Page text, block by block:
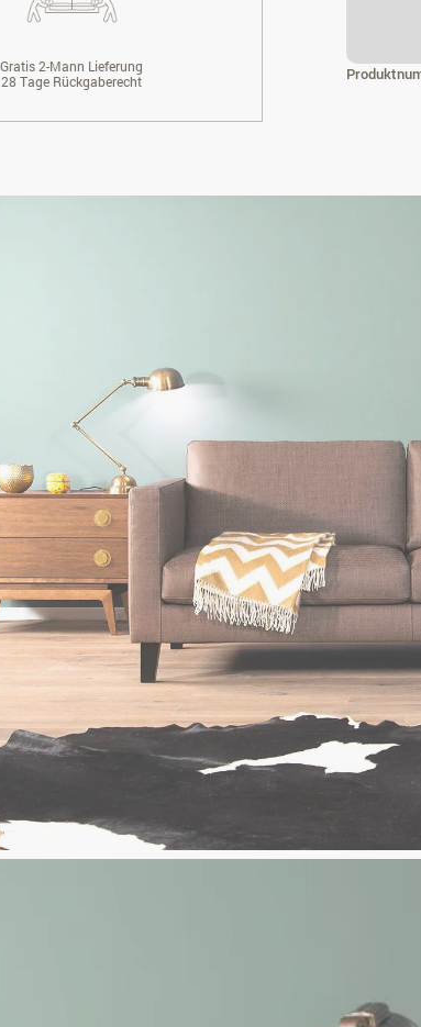
Gratis 2-Mann Lieferung
28 Tage Rückgaberecht